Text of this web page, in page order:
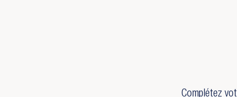
Complétez